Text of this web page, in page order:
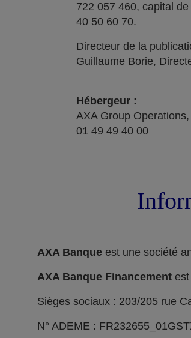
722 057 460, capital
40 50 60 70.
Directeur de la
Guillaume Borie,
Hébergeur :
AXA Group
01 49 49 40 00
AXA Banque est une société
AXA Banque Financement
Sièges sociaux : 203/205 rue
N° ADEME :